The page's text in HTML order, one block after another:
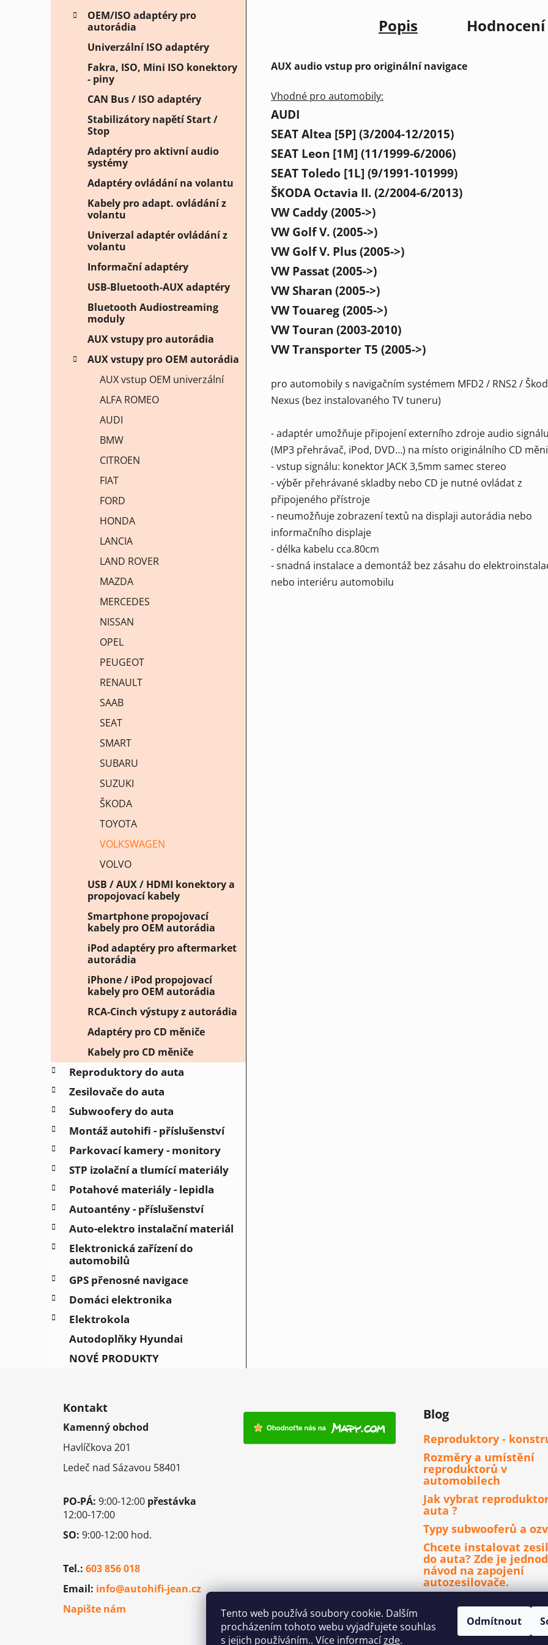
Tento web používá soubory cookie. Dalším
procházením tohoto webu vyjadřujete souhlas
s jejich používáním.. Více informacízde.
Odmítnout
OEM/ISO adaptéry pro
autorádia
Univerzální ISO adaptéry
Fakra, ISO, Mini ISO konektory
- piny
CAN Bus / ISO adaptéry
Stabilizátory napětí Start /
Stop
Adaptéry pro aktivní audio
systémy
Adaptéry ovládání na volantu
Kabely pro adapt. ovládání z
volantu
Univerzal adaptér ovládání z
volantu
Informační adaptéry
USB-Bluetooth-AUX adaptéry
Bluetooth Audiostreaming
moduly
AUX vstupy pro autorádia
AUX vstupy pro OEM autorádia
AUX vstup OEM univerzální
ALFA ROMEO
AUDI
BMW
CITROEN
FIAT
FORD
HONDA
LANCIA
LAND ROVER
MAZDA
MERCEDES
NISSAN
OPEL
PEUGEOT
RENAULT
SAAB
SEAT
SMART
SUBARU
SUZUKI
ŠKODA
TOYOTA
VOLKSWAGEN
VOLVO
USB / AUX / HDMI konektory a
propojovací kabely
Smartphone propojovací
kabely pro OEM autorádia
iPod adaptéry pro aftermarket
autorádia
iPhone / iPod propojovací
kabely pro OEM autorádia
RCA-Cinch výstupy z autorádia
Adaptéry pro CD měniče
Kabely pro CD měniče
Reproduktory do auta
Zesilovače do auta
Subwoofery do auta
Montáž autohifi - příslušenství
Parkovací kamery - monitory
STP izolační a tlumící materiály
Potahové materiály - lepidla
Autoantény - příslušenství
Auto-elektro instalační materiál
Elektronická zařízení do
automobilů
GPS přenosné navigace
Domáci elektronika
Elektrokola
Autodoplňky Hyundai
NOVÉ PRODUKTY
Popis Hodnocení
AUX audio vstup pro originální navigace
Vhodné pro automobily:
AUDI
SEAT Altea [5P] (3/2004-12/2015)
SEAT Leon [1M] (11/1999-6/2006)
SEAT Toledo [1L] (9/1991-101999)
ŠKODA Octavia II. (2/2004-6/2013)
VW Caddy (2005->)
VW Golf V. (2005->)
VW Golf V. Plus (2005->)
VW Passat (2005->)
VW Sharan (2005->)
VW Touareg (2005->)
VW Touran (2003-2010)
VW Transporter T5 (2005->)
pro automobily s navigačním systémem MFD2 / RNS2 /
Nexus (bez instalovaného TV tuneru)
- adaptér umožňuje připojení externího zdroje audio
(MP3 přehrávač, iPod, DVD…) na místo originálního CD
- vstup signálu: konektor JACK 3,5mm samec stereo
- výběr přehrávané skladby nebo CD je nutné ovládat z
připojeného přístroje
- neumožňuje zobrazení textů na displaji autorádia nebo
informačního displaje
- délka kabelu cca.80cm
- snadná instalace a demontáž bez zásahu do
nebo interiéru automobilu
Kontakt
Kamenný obchod
Havlíčkova 201
Ledeč nad Sázavou 58401
PO-PÁ: 9:00-12:00 přestávka
12:00-17:00
SO: 9:00-12:00 hod.
Tel.: 603 856 018
Email: info@autohifi-jean.cz
Napište nám
Blog
Reproduktory -
Rozměry a umístění
reproduktorů v
automobilech
Jak vybrat
auta ?
Typy subwooferů a
Chcete instalovat
do auta? Zde je
návod na zapojení
autozesilovače.
autorádia ?